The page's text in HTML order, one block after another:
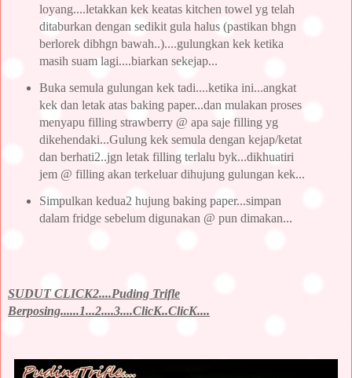
loyang....letakkan kek keatas kitchen towel yg telah
ditaburkan dengan sedikit gula halus (pastikan bhgn
berlorek dibhgn bawah..)....gulungkan kek ketika
masih suam lagi....biarkan sekejap...
Buka semula gulungan kek tadi....ketika ini...angkat
kek dan letak atas baking paper...dan mulakan proses
menyapu filling strawberry @ apa saje filling yg
dikehendaki...Gulung kek semula dengan kejap/ketat
dan berhati2..jgn letak filling terlalu byk...dikhuatiri
jem @ filling akan terkeluar dihujung gulungan kek...
Simpulkan kedua2 hujung baking paper...simpan
dalam fridge sebelum digunakan @ pun dimakan...
SUDUT CLICK2....Puding Trifle
Berposing......1...2....3....ClicK..ClicK....